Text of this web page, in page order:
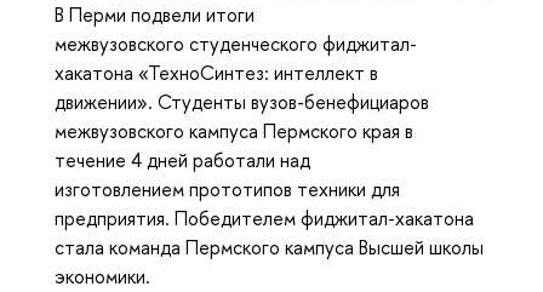
В Перми подвели итоги
межвузовского студенческого фиджитал-
хакатона «ТехноСинтез: интеллект в
движении». Студенты вузов-бенефициаров
межвузовского кампуса Пермского края в
течение 4 дней работали над
изготовлением прототипов техники для
предприятия. Победителем фиджитал-хакатона
стала команда Пермского кампуса Высшей школы
экономики.